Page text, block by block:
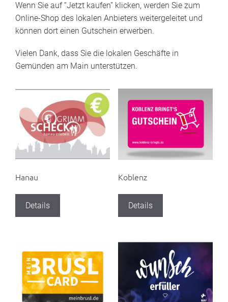
Wenn Sie auf “Jetzt kaufen” klicken, werden Sie zum
Online-Shop des lokalen Anbieters weitergeleitet und
können dort einen Gutschein erwerben.
Vielen Dank, dass Sie die lokalen Geschäfte in
Gemünden am Main unterstützen.
Hanau
Details
Koblenz
Details